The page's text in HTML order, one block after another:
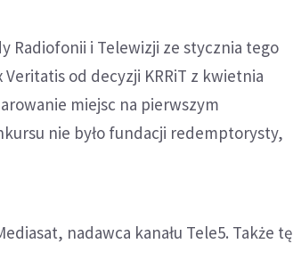
Radiofonii i Telewizji ze stycznia tego
Veritatis od decyzji KRRiT z kwietnia
miejsc na pierwszym
nie było fundacji redemptorysty,
nadawca kanału Tele5. Także tę